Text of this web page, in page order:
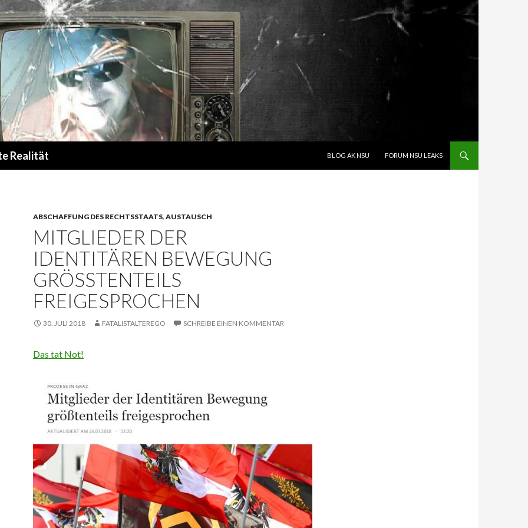
Realität
BLOG AK NSU
FORUM NSU LEAKS
ABSCHAFFUNG DES RECHTSSTAATS, AUSTAUSCH
MITGLIEDER DER
IDENTITÄREN BEWEGUNG
GRÖSSTENTEILS F
REIGESPROCHEN
30. JULI 2018 FATALISTALTEREGO SCHREIBE EINEN KOMMENTAR
Das tat Not!